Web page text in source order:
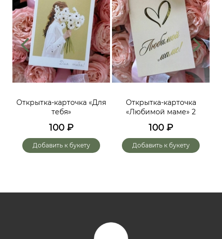
Открытка-карточка «Для
тебя»
100 ₽
Добавить к букету
Открытка-карточка
«Любимой маме» 2
100 ₽
Добавить к букету